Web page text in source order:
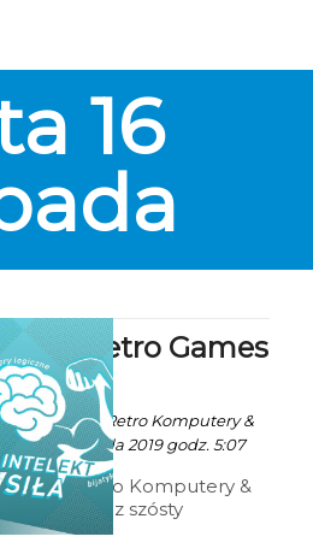
16
Retro Games
2019
Koszalińskie Retro Komputery &
- 4 Listopada 2019 godz. 5:07
Retro Komputery &
już po raz szósty
imprezę o tematyce